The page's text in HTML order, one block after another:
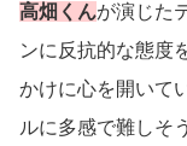
高畑くんが演じた
ンに反抗的な態度
かけに心を開いて
ルに多感で難しそ